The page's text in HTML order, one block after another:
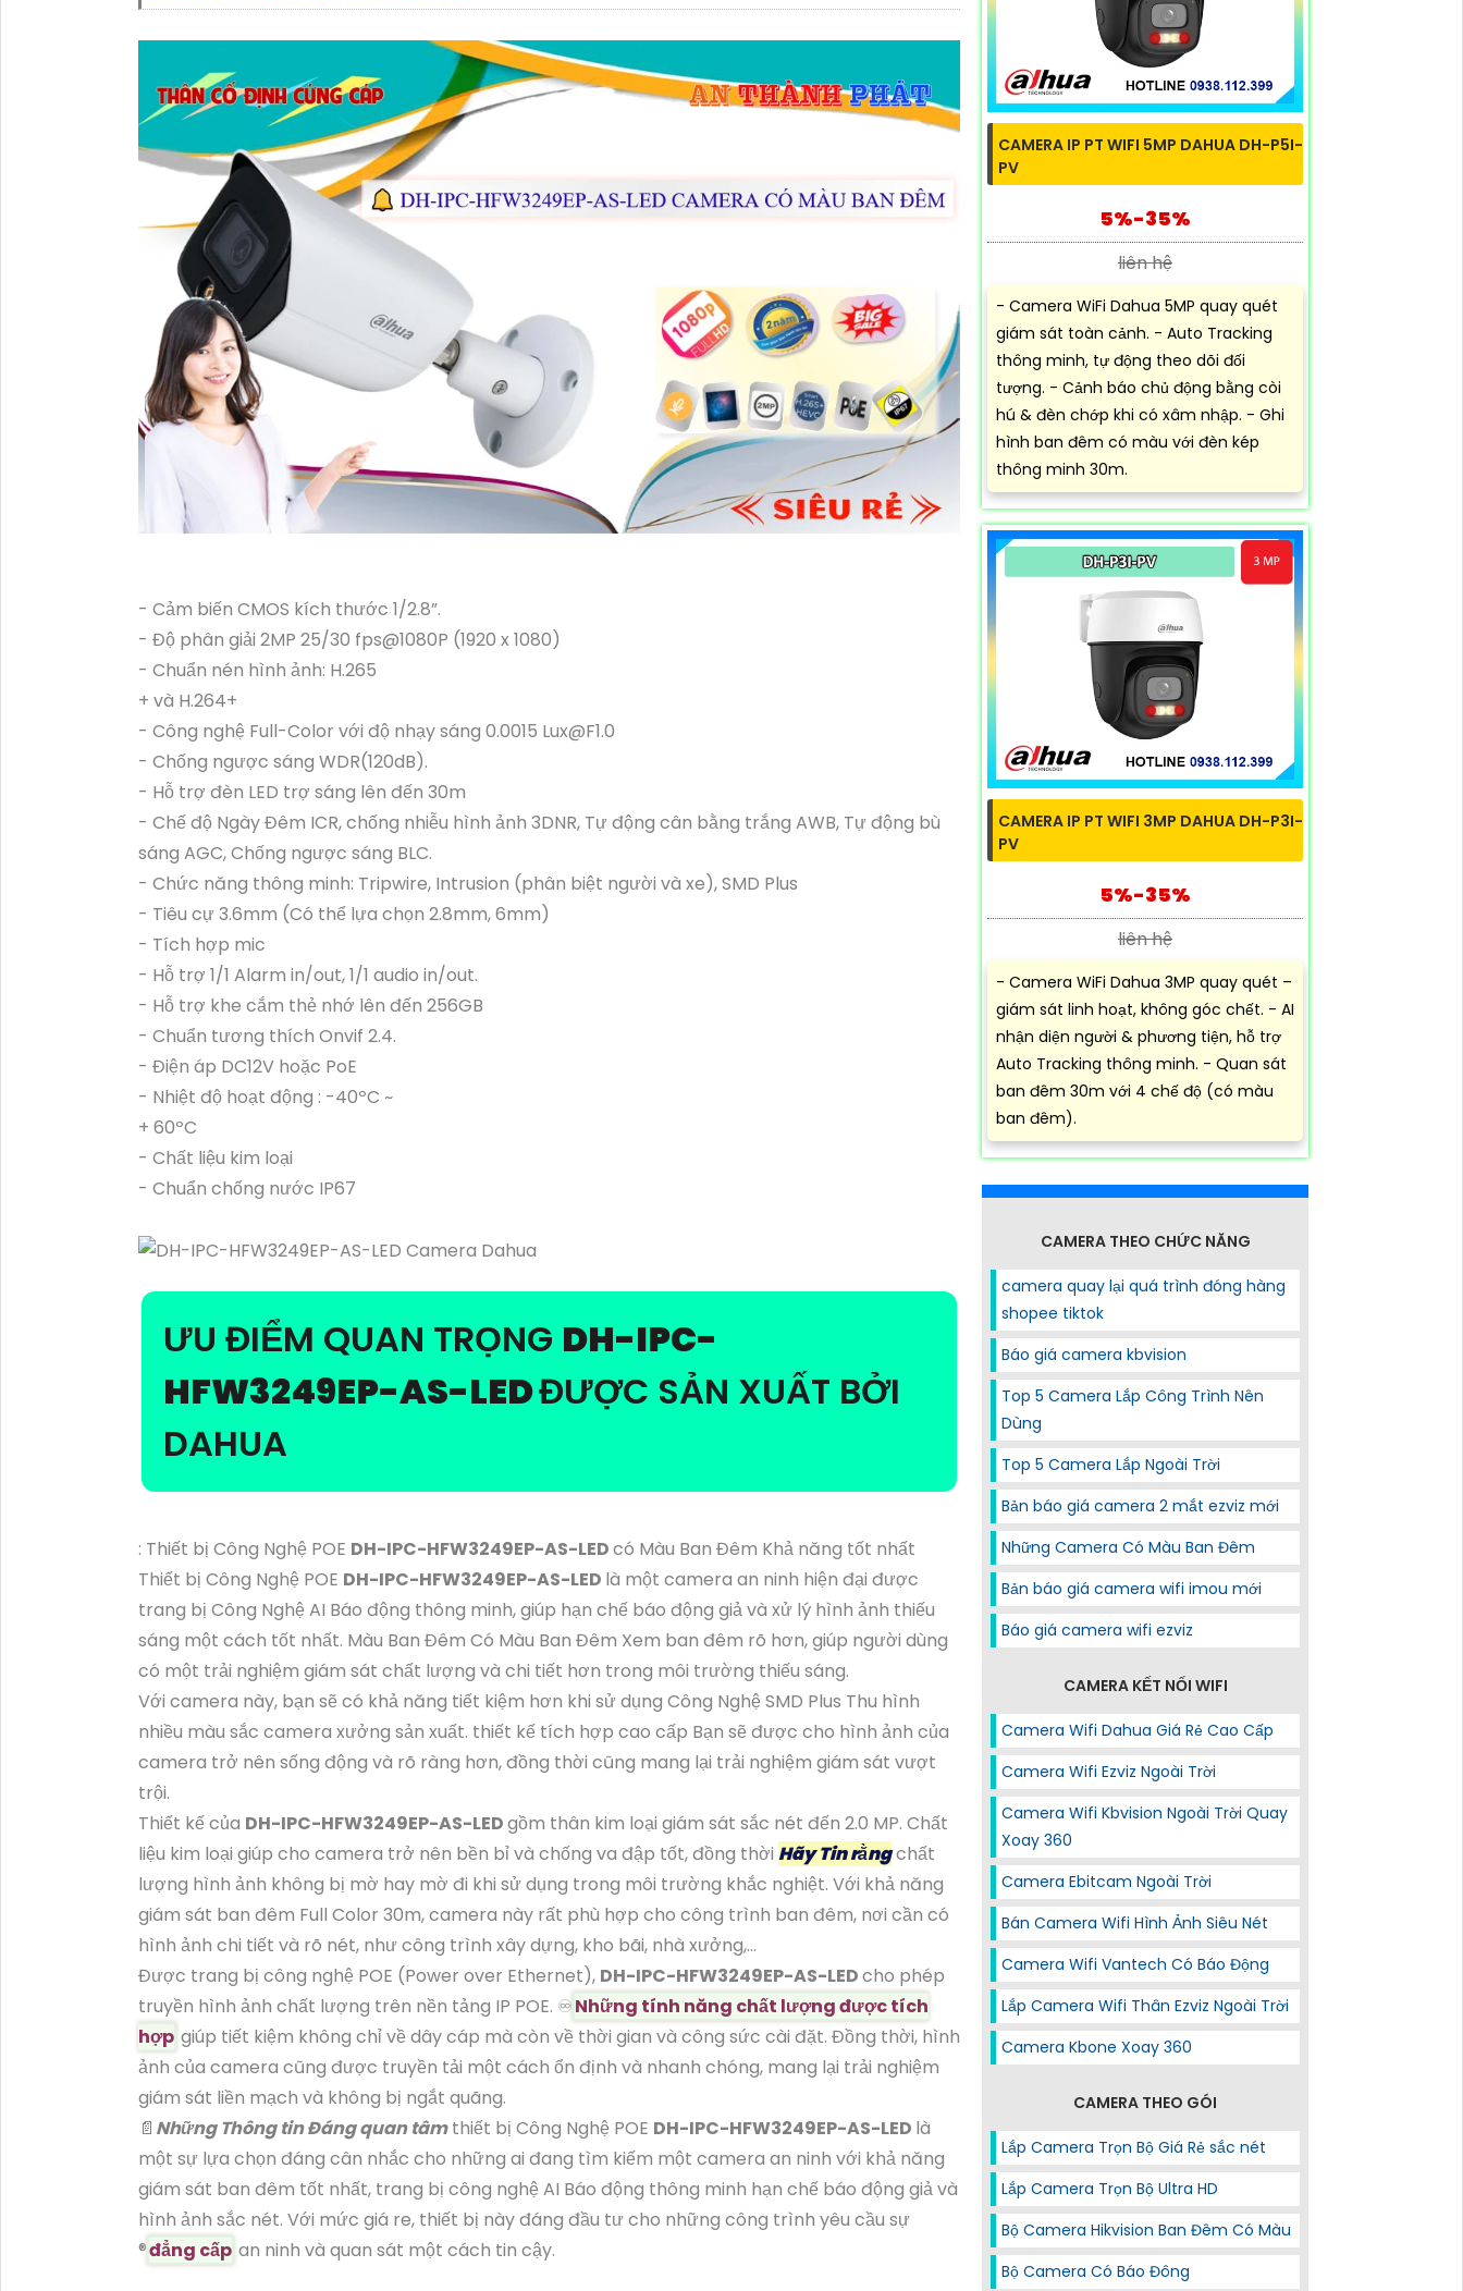
- Cảm biến CMOS kích thước 1/2.8”.
- Độ phân giải 2MP 25/30 fps@1080P (1920 x 1080)
- Chuẩn nén hình ảnh: H.265
+ và H.264+
- Công nghệ Full-Color với độ nhạy sáng 0.0015 Lux@F1.0
- Chống ngược sáng WDR(120dB).
- Hỗ trợ đèn LED trợ sáng lên đến 30m
- Chế độ Ngày Đêm ICR, chống nhiễu hình ảnh 3DNR, Tự động cân bằng trắng AWB, Tự động bù
sáng AGC, Chống ngược sáng BLC.
- Chức năng thông minh: Tripwire, Intrusion (phân biệt người và xe), SMD Plus
- Tiêu cự 3.6mm (Có thể lựa chọn 2.8mm, 6mm)
- Tích hợp mic
- Hỗ trợ 1/1 Alarm in/out, 1/1 audio in/out.
- Hỗ trợ khe cắm thẻ nhớ lên đến 256GB
- Chuẩn tương thích Onvif 2.4.
- Điện áp DC12V hoặc PoE
- Nhiệt độ hoạt động : -40ºC ~
+ 60ºC
- Chất liệu kim loại
- Chuẩn chống nước IP67
ƯU ĐIỂM QUAN TRỌNG DH-IPC-
HFW3249EP-AS-LEDĐƯỢC SẢN XUẤT BỞI
DAHUA
: Thiết bị Công Nghệ POE DH-IPC-HFW3249EP-AS-LEDcó Màu Ban Đêm Khả năng tốt nhất
Thiết bị Công Nghệ POE DH-IPC-HFW3249EP-AS-LED là một camera an ninh hiện đại được
trang bị Công Nghệ AI Báo động thông minh, giúp hạn chế báo động giả và xử lý hình ảnh thiếu
sáng một cách tốt nhất. Màu Ban Đêm Có Màu Ban Đêm Xem ban đêm rõ hơn, giúp người dùng
có một trải nghiệm giám sát chất lượng và chi tiết hơn trong môi trường thiếu sáng.
Với camera này, bạn sẽ có khả năng tiết kiệm hơn khi sử dụng Công Nghệ SMD Plus Thu hình
nhiều màu sắc camera xưởng sản xuất. thiết kế tích hợp cao cấp Bạn sẽ được cho hình ảnh của
camera trở nên sống động và rõ ràng hơn, đồng thời cũng mang lại trải nghiệm giám sát vượt
trội.
Thiết kế của DH-IPC-HFW3249EP-AS-LEDgồm thân kim loại giám sát sắc nét đến 2.0 MP. Chất
liệu kim loại giúp cho camera trở nên bền bỉ và chống va đập tốt, đồng thời Hãy Tin rằngchất
lượng hình ảnh không bị mờ hay mờ đi khi sử dụng trong môi trường khắc nghiệt. Với khả năng
giám sát ban đêm Full Color 30m, camera này rất phù hợp cho công trình ban đêm, nơi cần có
hình ảnh chi tiết và rõ nét, như công trình xây dựng, kho bãi, nhà xưởng,...
Được trang bị công nghệ POE (Power over Ethernet), DH-IPC-HFW3249EP-AS-LEDcho phép
truyền hình ảnh chất lượng trên nền tảng IP POE. ♾Những tính năng chất lượng được tích
hợp giúp tiết kiệm không chỉ về dây cáp mà còn về thời gian và công sức cài đặt. Đồng thời, hình
ảnh của camera cũng được truyền tải một cách ổn định và nhanh chóng, mang lại trải nghiệm
giám sát liền mạch và không bị ngắt quãng.
📄 Những Thông tin Đáng quan tâmthiết bị Công Nghệ POE DH-IPC-HFW3249EP-AS-LED là
một sự lựa chọn đáng cân nhắc cho những ai đang tìm kiếm một camera an ninh với khả năng
giám sát ban đêm tốt nhất, trang bị công nghệ AI Báo động thông minh hạn chế báo động giả và
hình ảnh sắc nét. Với mức giá re, thiết bị này đáng đầu tư cho những công trình yêu cầu sự
®️đẳng cấp an ninh và quan sát một cách tin cậy.
CAMERA IP PT WIFI 5MP DAHUA DH-P5I-
PV
5%-35%
liên hệ
- Camera WiFi Dahua 5MP quay quét
giám sát toàn cảnh. - Auto Tracking
thông minh, tự động theo dõi đối
tượng. - Cảnh báo chủ động bằng còi
hú & đèn chớp khi có xâm nhập. - Ghi
hình ban đêm có màu với đèn kép
thông minh 30m.
CAMERA IP PT WIFI 3MP DAHUA DH-P3I-
PV
5%-35%
liên hệ
- Camera WiFi Dahua 3MP quay quét –
giám sát linh hoạt, không góc chết. - AI
nhận diện người & phương tiện, hỗ trợ
Auto Tracking thông minh. - Quan sát
ban đêm 30m với 4 chế độ (có màu
ban đêm).
CAMERA THEO CHỨC NĂNG
camera quay lại quá trình đóng hàng
shopee tiktok
Báo giá camera kbvision
Top 5 Camera Lắp Công Trình Nên
Dùng
Top 5 Camera Lắp Ngoài Trời
Bản báo giá camera 2 mắt ezviz mới
Những Camera Có Màu Ban Đêm
Bản báo giá camera wifi imou mới
Báo giá camera wifi ezviz
CAMERA KẾT NỐI WIFI
Camera Wifi Dahua Giá Rẻ Cao Cấp
Camera Wifi Ezviz Ngoài Trời
Camera Wifi Kbvision Ngoài Trời Quay
Xoay 360
Camera Ebitcam Ngoài Trời
Bán Camera Wifi Hình Ảnh Siêu Nét
Camera Wifi Vantech Có Báo Động
Lắp Camera Wifi Thân Ezviz Ngoài Trời
Camera Kbone Xoay 360
CAMERA THEO GÓI
Lắp Camera Trọn Bộ Giá Rẻ sắc nét
Lắp Camera Trọn Bộ Ultra HD
Bộ Camera Hikvision Ban Đêm Có Màu
Bộ Camera Có Báo Đông